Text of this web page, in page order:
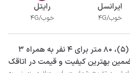
ایرانسل
خوب/4G
رایتل
خوب/4G
‫‫اجاره روزانه و ماهانه نحویان (5)، 80 متر برای 4 نفر به همراه 3
بهترین کیفیت و قیمت در اتاقک